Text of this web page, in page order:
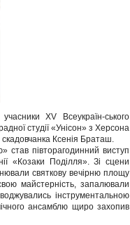
XV Всеукраїн-ського
студії «Унісон» з Херсона
Ксенія Браташ.
став півторагодинний виступ
«Козаки Поділля». Зі сцени
святкову вечірню площу
майстерність, запалювали
інструментальною
ансамблю щиро захопив